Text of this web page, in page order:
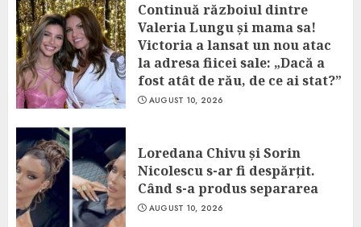
Continuă războiul dintre
Valeria Lungu și mama sa!
Victoria a lansat un nou atac
la adresa fiicei sale: „Dacă a
fost atât de rău, de ce ai stat?”
AUGUST 10, 2026
Loredana Chivu și Sorin
Nicolescu s-ar fi despărțit.
Când s-a produs separarea
AUGUST 10, 2026